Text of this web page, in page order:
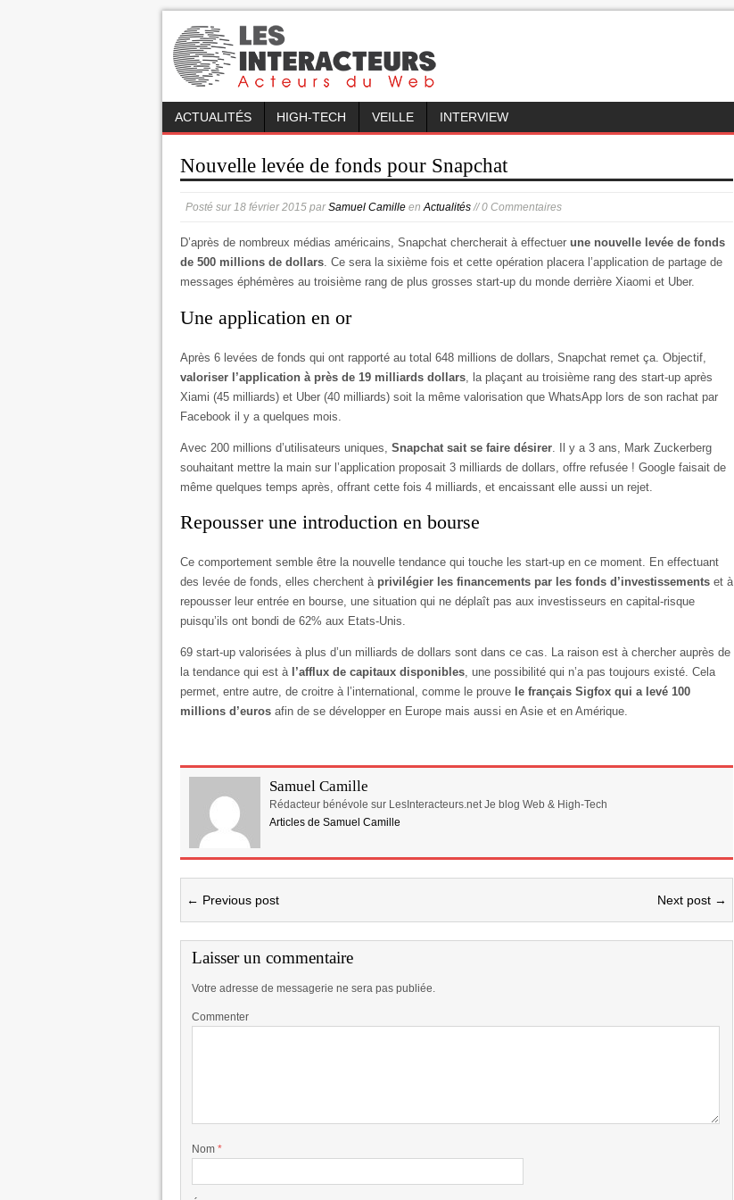
ACTUALITÉS HIGH-TECH VEILLE INTERVIEW
Nouvelle levée de fonds pour Snapchat
Posté sur18 février 2015 parSamuel Camille enActualités// 0 Commentaires
D’après de nombreux médias américains, Snapchat chercherait à effectuer une nouvelle levée de fonds
de 500 millions de dollars. Ce sera la sixième fois et cette opération placera l’application de partage de
messages éphémères au troisième rang de plus grosses start-up du monde derrière Xiaomi et Uber.
Une application en or
Après 6 levées de fonds qui ont rapporté au total 648 millions de dollars, Snapchat remet ça. Objectif,
valoriser l’application à près de 19 milliards dollars , la plaçant au troisième rang des start-up après
Xiami (45 milliards) et Uber (40 milliards) soit la même valorisation que WhatsApp lors de son rachat par
Facebook il y a quelques mois.
Avec 200 millions d’utilisateurs uniques, Snapchat sait se faire désirer . Il y a 3 ans, Mark Zuckerberg
souhaitant mettre la main sur l’application proposait 3 milliards de dollars, offre refusée ! Google faisait de
même quelques temps après, offrant cette fois 4 milliards, et encaissant elle aussi un rejet.
Repousser une introduction en bourse
Ce comportement semble être la nouvelle tendance qui touche les start-up en ce moment. En effectuant
des levée de fonds, elles cherchent à privilégier les financements par les fonds d’investissements et à
repousser leur entrée en bourse, une situation qui ne déplaît pas aux investisseurs en capital-risque
puisqu’ils ont bondi de 62% aux Etats-Unis.
69 start-up valorisées à plus d’un milliards de dollars sont dans ce cas. La raison est à chercher auprès de
la tendance qui est à l’afflux de capitaux disponibles, une possibilité qui n’a pas toujours existé. Cela
permet, entre autre, de croitre à l’international, comme le prouve le français Sigfox qui a levé 100
millions d’euros afin de se développer en Europe mais aussi en Asie et en Amérique.
Samuel Camille
Rédacteur bénévole sur LesInteracteurs.net Je blog Web & High-Tech
Articles de Samuel Camille
← Previous post Next post →
Laisser un commentaire
Votre adresse de messagerie ne sera pas publiée.
Commenter
Nom *